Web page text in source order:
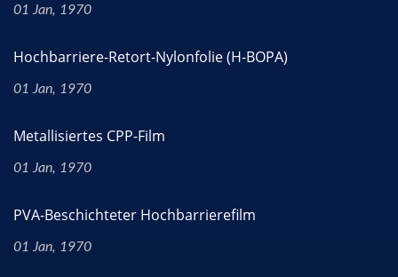
01 Jan, 1970
Hochbarriere-Retort-Nylonfolie (H-BOPA)
01 Jan, 1970
Metallisiertes CPP-Film
01 Jan, 1970
PVA-Beschichteter Hochbarrierefilm
01 Jan, 1970